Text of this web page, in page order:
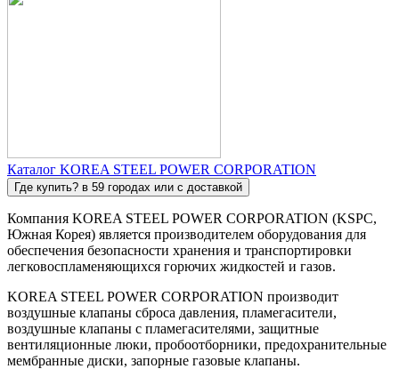
Каталог KOREA STEEL POWER CORPORATION
Где купить? в 59 городах или с доставкой
Компания KOREA STEEL POWER CORPORATION (KSPC,
Южная Корея) является производителем оборудования для
обеспечения безопасности хранения и транспортировки
легковоспламеняющихся горючих жидкостей и газов.
KOREA STEEL POWER CORPORATION производит
воздушные клапаны сброса давления, пламегасители,
воздушные клапаны с пламегасителями, защитные
вентиляционные люки, пробоотборники, предохранительные
мембранные диски, запорные газовые клапаны.